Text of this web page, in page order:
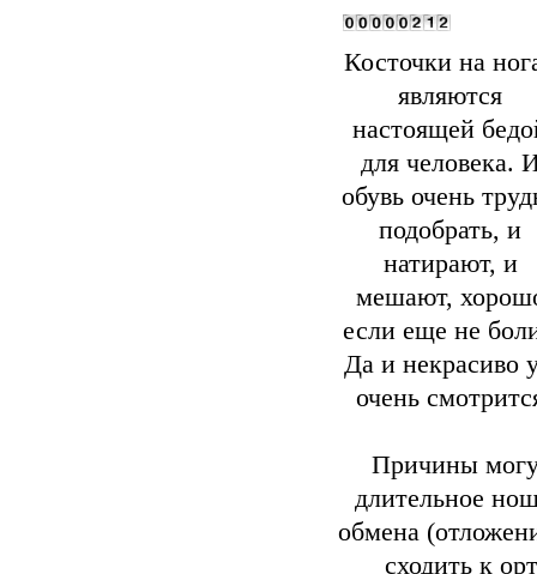
Косточки на
являются
настоящей
для человека.
обувь очень
подобрать, и
натирают, и
мешают,
если еще не
Да и некрасиво
очень
Причины
длительное
обмена
сходить к